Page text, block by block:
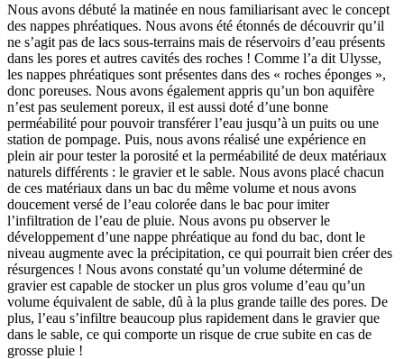
Nous avons débuté la matinée en nous familiarisant avec le concept
des nappes phréatiques. Nous avons été étonnés de découvrir qu’il
ne s’agit pas de lacs sous-terrains mais de réservoirs d’eau présents
dans les pores et autres cavités des roches ! Comme l’a dit Ulysse,
les nappes phréatiques sont présentes dans des « roches éponges »,
donc poreuses. Nous avons également appris qu’un bon aquifère
n’est pas seulement poreux, il est aussi doté d’une bonne
perméabilité pour pouvoir transférer l’eau jusqu’à un puits ou une
station de pompage. Puis, nous avons réalisé une expérience en
plein air pour tester la porosité et la perméabilité de deux matériaux
naturels différents : le gravier et le sable. Nous avons placé chacun
de ces matériaux dans un bac du même volume et nous avons
doucement versé de l’eau colorée dans le bac pour imiter
l’infiltration de l’eau de pluie. Nous avons pu observer le
développement d’une nappe phréatique au fond du bac, dont le
niveau augmente avec la précipitation, ce qui pourrait bien créer des
résurgences ! Nous avons constaté qu’un volume déterminé de
gravier est capable de stocker un plus gros volume d’eau qu’un
volume équivalent de sable, dû à la plus grande taille des pores. De
plus, l’eau s’infiltre beaucoup plus rapidement dans le gravier que
dans le sable, ce qui comporte un risque de crue subite en cas de
grosse pluie !